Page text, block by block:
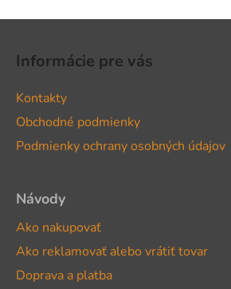
Informácie pre vás
Kontakty
Obchodné podmienky
Podmienky ochrany osobných údajov
Návody
Ako nakupovať
Ako reklamovať alebo vrátiť tovar
Doprava a platba